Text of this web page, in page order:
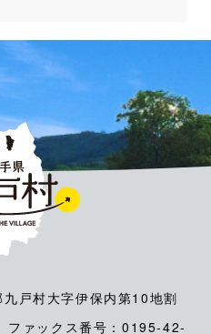
戸村大字伊保内第10地割
ァックス番号：0195-42-